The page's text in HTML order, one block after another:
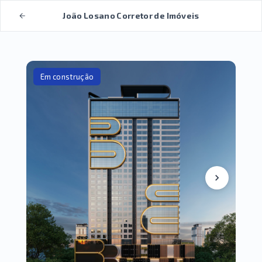
João Losano Corretor de Imóveis
Em construção